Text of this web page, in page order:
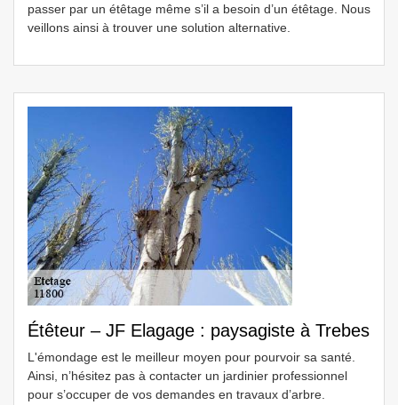
passer par un étêtage même s’il a besoin d’un étêtage. Nous
veillons ainsi à trouver une solution alternative.
Étêteur – JF Elagage : paysagiste à Trebes
L'émondage est le meilleur moyen pour pourvoir sa santé.
Ainsi, n’hésitez pas à contacter un jardinier professionnel
pour s’occuper de vos demandes en travaux d’arbre.